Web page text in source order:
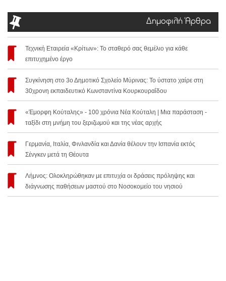
Δημοφιλή Άρθρα
Τεχνική Εταιρεία «Κρίτων»: Το σταθερό σας θεμέλιο για κάθε
επιτυχημένο έργο
Συγκίνηση στο 3ο Δημοτικό Σχολείο Μύρινας: Το ύστατο χαίρε στη
30χρονη εκπαιδευτικό Κωνσταντίνα Κουρκουραΐδου
«Έμορφη Κούταλης» - 100 χρόνια Νέα Κούταλη | Μια παράσταση -
ταξίδι στη μνήμη του ξεριζωμού και της νέας αρχής
Γερμανία, Ιταλία, Φινλανδία και Δανία θέλουν την Ισπανία εκτός
Σένγκεν μετά τη Θέουτα
Λήμνος: Ολοκληρώθηκαν με επιτυχία οι δράσεις πρόληψης και
διάγνωσης παθήσεων μαστού στο Νοσοκομείο του νησιού